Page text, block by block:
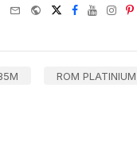
e-
WebsiteTwitter
Facebook
Youtube
ROM